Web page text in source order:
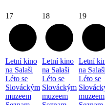
17
Letní kino
na Salaši
Léto se
Slováckým
muzeem
18
Letní kino
na Salaši
Léto se
Slováckým
muzeem
19
Letní
na Salaši
Léto se
muzeem